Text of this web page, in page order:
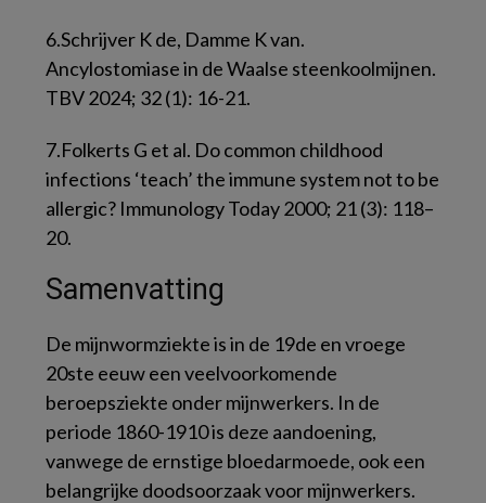
6.Schrijver K de, Damme K van.
Ancylostomiase in de Waalse steenkoolmijnen.
TBV 2024; 32 (1): 16-21.
7.Folkerts G et al. Do common childhood
infections ‘teach’ the immune system not to be
allergic? Immunology Today 2000; 21 (3): 118–
20.
Samenvatting
De mijnwormziekte is in de 19de en vroege
20ste eeuw een veelvoorkomende
beroepsziekte onder mijnwerkers. In de
periode 1860-1910 is deze aandoening,
vanwege de ernstige bloedarmoede, ook een
belangrijke doodsoorzaak voor mijnwerkers.